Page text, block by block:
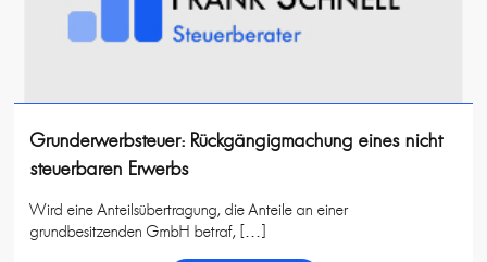
Grunderwerbsteuer: Rückgängigmachung eines nicht
steuerbaren Erwerbs
Wird eine Anteilsübertragung, die Anteile an einer
grundbesitzenden GmbH betraf, […]